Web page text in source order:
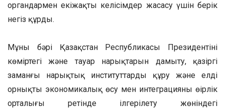
органдармен екіжақты келісімдер жасасу үшін берік
негіз құрды.
Мұның бәрі Қазақстан Республикасы Президентінің
көміртегі және тауар нарықтарын дамыту, қазіргі
заманғы нарықтық институттарды құру және елді
орнықты экономикалық өсу мен интеграцияның өңірлік
орталығы ретінде ілгерілету жөніндегі